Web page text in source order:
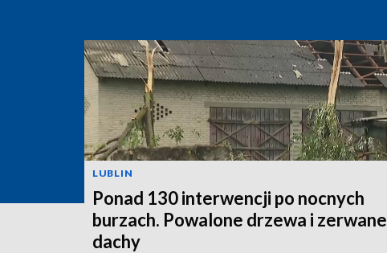
LUBLIN
Ponad 130 interwencji po nocnych
burzach. Powalone drzewa i zerwane
dachy